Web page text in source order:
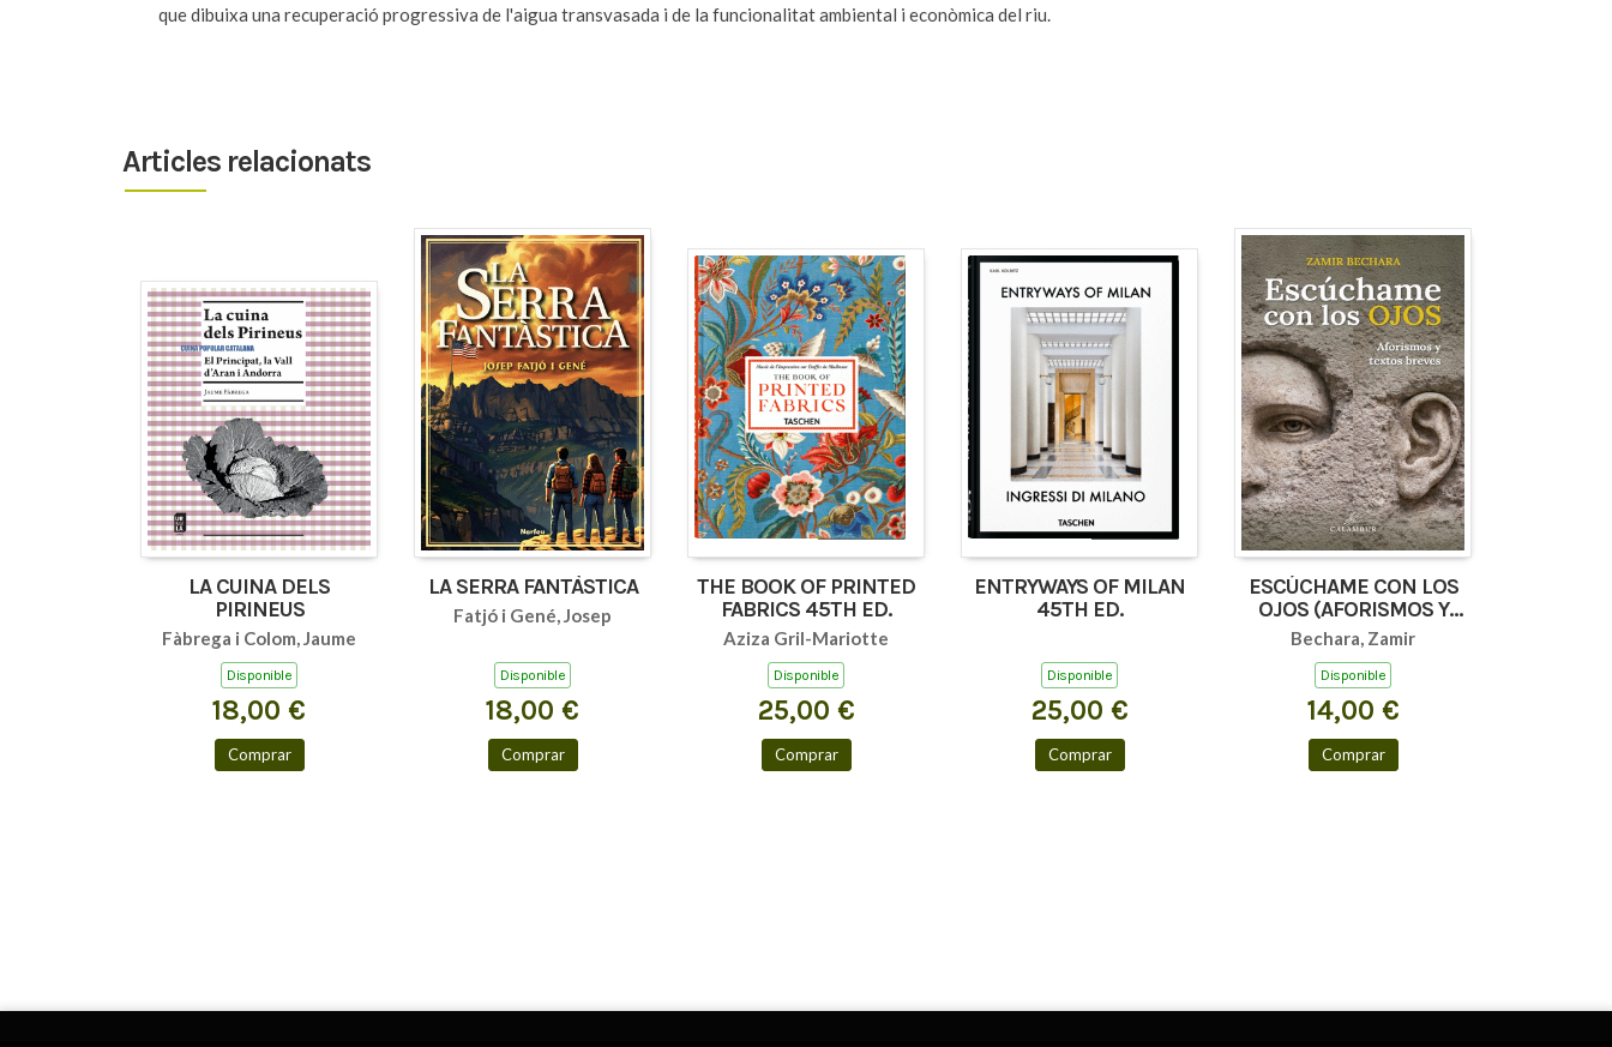
que dibuixa una recuperació progressiva de l'aigua transvasada i de la funcionalitat ambiental i econòmica del riu.
Articles relacionats
LA CUINA DELS
PIRINEUS
Fàbrega i Colom, Jaume
Disponible
18,00 €
Comprar
LA SERRA FANTÀSTICA
Fatjó i Gené, Josep
Disponible
18,00 €
Comprar
THE BOOK OF PRINTED
FABRICS 45TH ED.
Aziza Gril-Mariotte
Disponible
25,00 €
Comprar
ENTRYWAYS OF MILAN
45TH ED.
Disponible
25,00 €
Comprar
ESCÚCHAME CON LOS
OJOS (AFORISMOS Y
TEXTOS BREVES)
Bechara, Zamir
Disponible
14,00 €
Comprar